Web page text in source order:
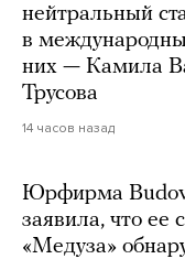
нейтральный
в
них — Камила
Трусова
14 часов назад
Юрфирма
заявила, что ее
«Медуза»